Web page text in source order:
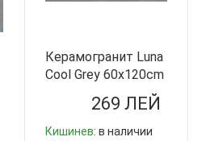
Керамогранит Luna
Cool Grey 60x120cm
QUA Granite Турция
269 ЛЕЙ
Кишинев: в наличии